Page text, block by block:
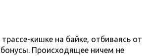
кишке на байке, отбиваясь от
бонусы. Происходящее ничем не